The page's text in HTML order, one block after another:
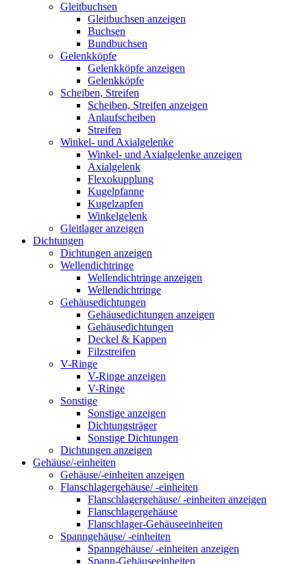
Gleitbuchsen
Gleitbuchsen anzeigen
Buchsen
Bundbuchsen
Gelenkköpfe
Gelenkköpfe anzeigen
Gelenkköpfe
Scheiben, Streifen
Scheiben, Streifen anzeigen
Anlaufscheiben
Streifen
Winkel- und Axialgelenke
Winkel- und Axialgelenke anzeigen
Axialgelenk
Flexokupplung
Kugelpfanne
Kugelzapfen
Winkelgelenk
Gleitlager anzeigen
Dichtungen
Dichtungen anzeigen
Wellendichtringe
Wellendichtringe anzeigen
Wellendichtringe
Gehäusedichtungen
Gehäusedichtungen anzeigen
Gehäusedichtungen
Deckel & Kappen
Filzstreifen
V-Ringe
V-Ringe anzeigen
V-Ringe
Sonstige
Sonstige anzeigen
Dichtungsträger
Sonstige Dichtungen
Dichtungen anzeigen
Gehäuse/-einheiten
Gehäuse/-einheiten anzeigen
Flanschlagergehäuse/ -einheiten
Flanschlagergehäuse/ -einheiten anzeigen
Flanschlagergehäuse
Flanschlager-Gehäuseeinheiten
Spanngehäuse/ -einheiten
Spanngehäuse/ -einheiten anzeigen
Spann-Gehäuseeinheiten